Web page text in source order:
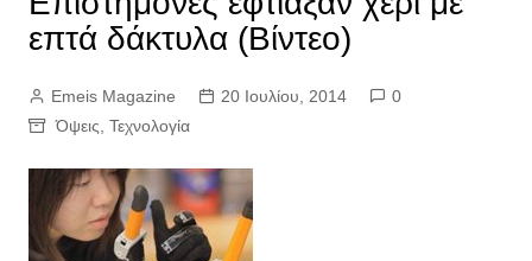
επτά δάκτυλα (Βίντεο)
Emeis Magazine 20 Ιουλίου, 2014
0
Όψεις Τεχνολογία